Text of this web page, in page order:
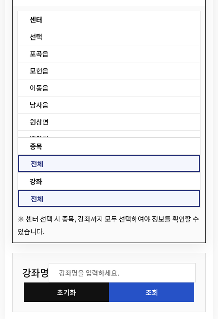
센터
선택
포곡읍
모현읍
이동읍
남사읍
원삼면
백암면
양지읍
중앙동
역북동
유림1동
동부동
삼가동
종목
전체
강좌
전체
※ 센터 선택 시 종목, 강좌까지 모두 선택하여야 정보를 확인할 수
있습니다.
강좌명
초기화 조회